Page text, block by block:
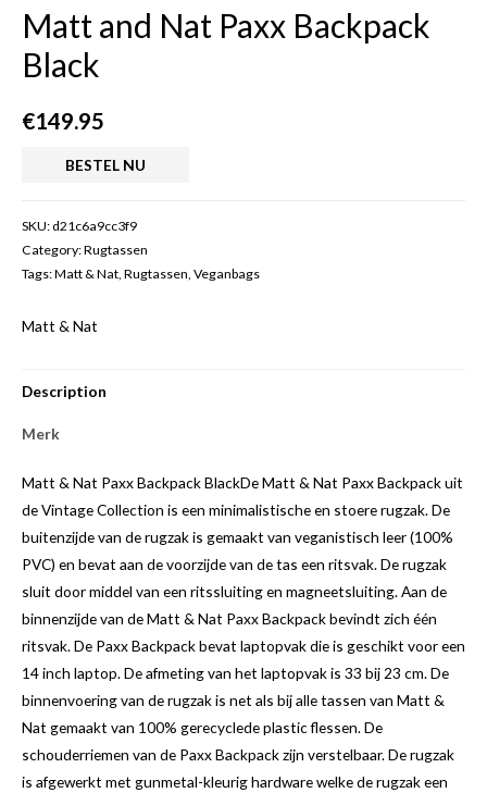
Matt and Nat Paxx Backpack
Black
€149.95
BESTEL NU
SKU:d21c6a9cc3f9
Category:Rugtassen
Tags:Matt & Nat, Rugtassen, Veganbags
Matt & Nat
Description
Merk
Matt & Nat Paxx Backpack BlackDe Matt & Nat Paxx Backpack uit
de Vintage Collection is een minimalistische en stoere rugzak. De
buitenzijde van de rugzak is gemaakt van veganistisch leer (100%
PVC) en bevat aan de voorzijde van de tas een ritsvak. De rugzak
sluit door middel van een ritssluiting en magneetsluiting. Aan de
binnenzijde van de Matt & Nat Paxx Backpack bevindt zich één
ritsvak. De Paxx Backpack bevat laptopvak die is geschikt voor een
14 inch laptop. De afmeting van het laptopvak is 33 bij 23 cm. De
binnenvoering van de rugzak is net als bij alle tassen van Matt &
Nat gemaakt van 100% gerecyclede plastic flessen. De
schouderriemen van de Paxx Backpack zijn verstelbaar. De rugzak
is afgewerkt met gunmetal-kleurig hardware welke de rugzak een